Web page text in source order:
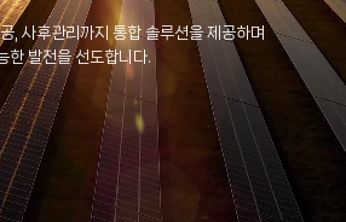
, 사후관리까지 통합 솔루션을 제공하며
한 발전을 선도합니다.